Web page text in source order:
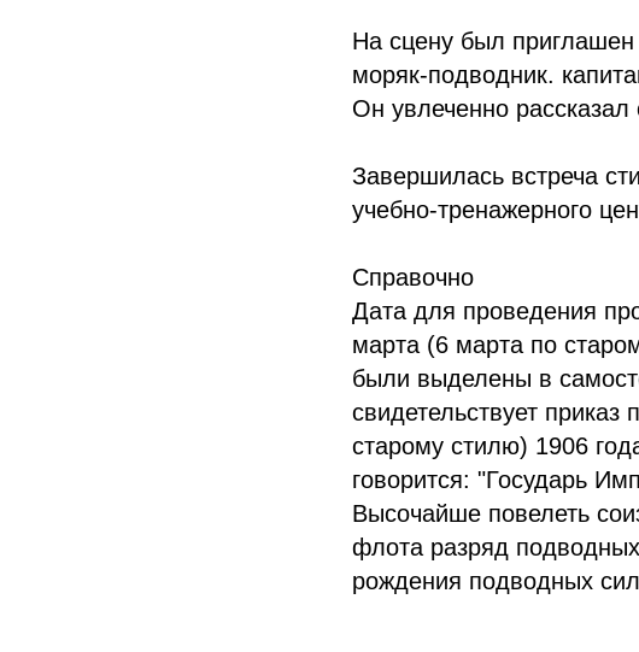
На сцену был приглашен
моряк-подводник.
Он увлеченно
Завершилась встреча
учебно-тренажерного
Справочно
Дата для проведения
марта (6 марта по
были выделены в
свидетельствует
старому стилю) 1906
говорится: "Государь
Высочайше повелеть
флота разряд
рождения подводных